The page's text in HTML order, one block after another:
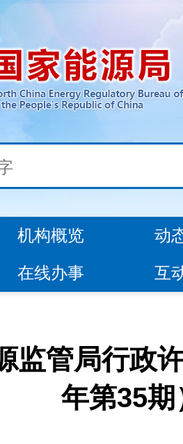
机构概览
动
在线办事
互
监管局行政
年第35期